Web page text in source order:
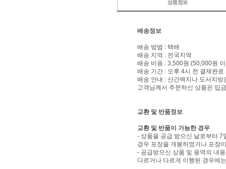
배송정보
배송 방법 : 택배
배송 지역 : 전국지역
배송 비용 : 3,500원 (50,000원
배송 기간 : 오후 4시 전 결제완료
배송 안내 : 산간벽지나 도서지
고객님께서 주문하신 상품은 입
교환 및 반품정보
교환 및 반품이 가능한 경우
- 상품을 공급 받으신 날로부터 7
경우 포장을 개봉하였거나 포장
- 공급받으신 상품 및 용역의 내
다르거나 다르게 이행된 경우에